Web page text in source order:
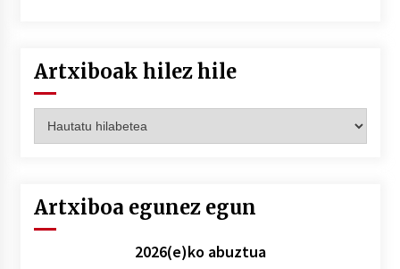
Artxiboak hilez hile
hilez
Artxiboa egunez egun
2026(e)ko abuztua